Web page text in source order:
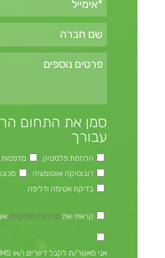
סמן את התחום
עבורך
הלחמת פלסטיק
רובוטיקה ואוטומציה
בדיקת אטימה ודליפה
קראתי את מדיניות הפרטיות